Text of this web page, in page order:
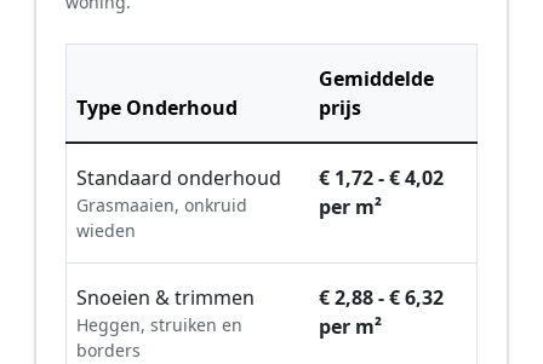
Type Onderhoud
Gemiddelde
prijs
Standaard onderhoud
Grasmaaien, onkruid
wieden
€ 1,72 - € 4,02
per m²
Snoeien & trimmen
Heggen, struiken en
borders
€ 2,88 - € 6,32
per m²